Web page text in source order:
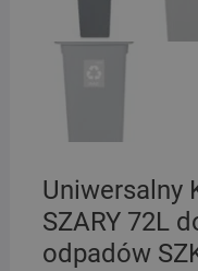
Uniwersalny
SZARY 72L
odpadów